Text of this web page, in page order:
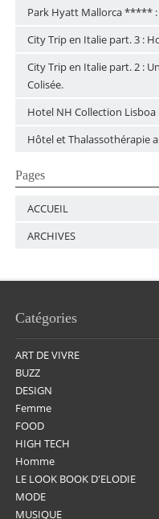
Park Hyatt Mallorca *****
City Trip en Italie part. 3 :
City Trip en Italie part. 2 :
Colisée.
Hotel NH Collection
Hôtel et Thalassothérapie
Pages
ACCUEIL
ARCHIVES
Catégories
ART DE VIVRE
BUZZ
DESIGN
Femme
FOOD
HIGH TECH
Homme
LE LOOK BOOK D'ELODIE
MODE
MUSIQUE